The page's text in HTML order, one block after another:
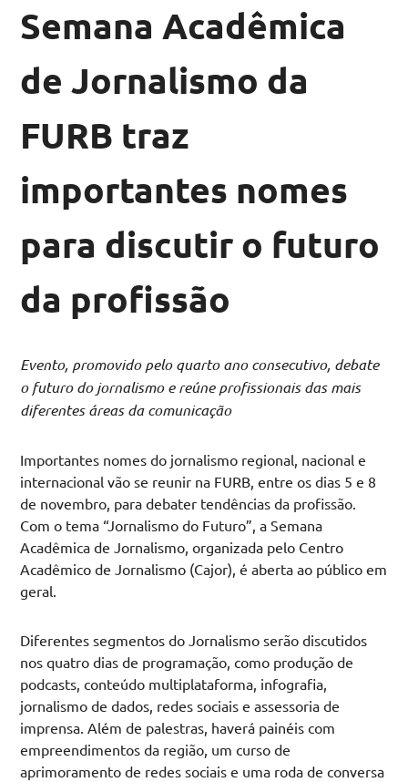
Semana Acadêmica
de Jornalismo da
FURB traz
importantes nomes
para discutir o futuro
da profissão
Evento, promovido pelo quarto ano consecutivo, debate
o futuro do jornalismo e reúne profissionais das mais
diferentes áreas da comunicação
Importantes nomes do jornalismo regional, nacional e
internacional vão se reunir na FURB, entre os dias 5 e 8
de novembro, para debater tendências da profissão.
Com o tema “Jornalismo do Futuro”, a Semana
Acadêmica de Jornalismo, organizada pelo Centro
Acadêmico de Jornalismo (Cajor), é aberta ao público em
geral.
Diferentes segmentos do Jornalismo serão discutidos
nos quatro dias de programação, como produção de
podcasts, conteúdo multiplataforma, infografia,
jornalismo de dados, redes sociais e assessoria de
imprensa. Além de palestras, haverá painéis com
empreendimentos da região, um curso de
aprimoramento de redes sociais e uma roda de conversa